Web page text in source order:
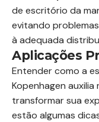
de escritório da
evitando
à adequada
Aplicações
Entender como a
Kopenhagen
transformar sua
estão algumas